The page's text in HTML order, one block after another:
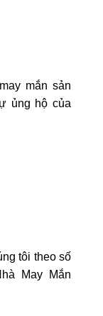
mắn sản
ủng hộ của
tôi theo số
May Mắn